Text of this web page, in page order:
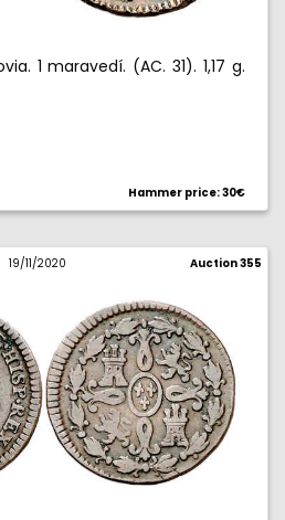
1 maravedí. (AC. 31). 1,17 g.
Hammer price: 30€
19/11/2020 Auction 355